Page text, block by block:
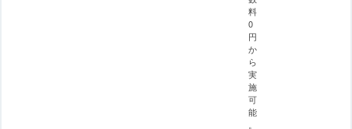
料
0
円
か
ら
実
施
可
能